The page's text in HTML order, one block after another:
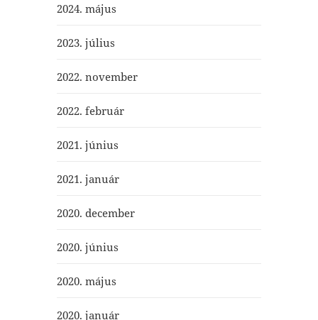
2024. május
2023. július
2022. november
2022. február
2021. június
2021. január
2020. december
2020. június
2020. május
2020. január